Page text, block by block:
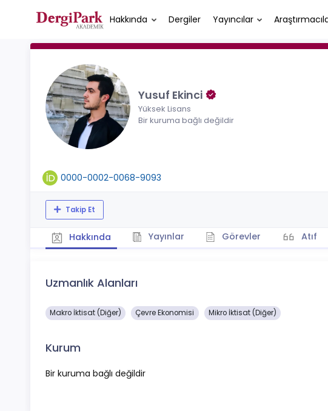
Hakkında Dergiler Yayıncılar
Yusuf Ekinci
Yüksek Lisans
Bir kuruma bağlı değildir
0000-0002-0068-9093
Takip Et
Hakkında Yayınlar Görevler Atıf
Uzmanlık Alanları
Makro İktisat (Diğer) Çevre Ekonomisi Mikro İktisat (Diğer)
Kurum
Bir kuruma bağlı değildir